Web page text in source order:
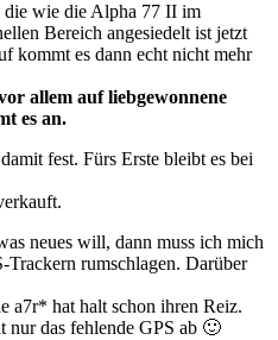
die wie die Alpha 77 II im
Bereich angesiedelt ist jetzt
kommt es dann echt nicht mehr
allem auf liebgewonnene
es an.
fest. Fürs Erste bleibt es bei
neues will, dann muss ich mich
Trackern rumschlagen. Darüber
a7r* hat halt schon ihren Reiz.
nur das fehlende GPS ab 🙂